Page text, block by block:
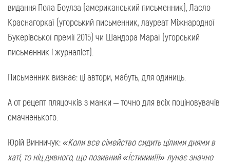
видання Пола Боулза (американський письменник), Ласло
Краснагоркаї (угорський письменник, лауреат Міжнародної
Букерівської премії 2015) чи Шандора Мараї (угорський
письменник і журналіст).
Письменник визнає: ці автори, мабуть, для одиниць.
А от рецепт пляцочків з манки – точно для всіх поціновувачів
смачненького.
Юрій Винничук:«Коли все сімейство сидить цілими днями в
хаті, то ніц дивного, що позивний «Їстииии!!!» лунає значно